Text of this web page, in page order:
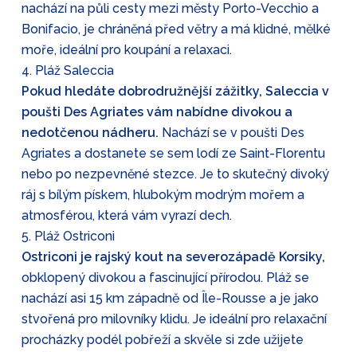
nachází na půli cesty mezi městy Porto-Vecchio a
Bonifacio, je chráněná před větry a má klidné, mělké
moře, ideální pro koupání a relaxaci.
4. Pláž Saleccia
Pokud hledáte dobrodružnější zážitky, Saleccia v
poušti Des Agriates vám nabídne divokou a
nedotčenou nádheru. Nachází se v poušti Des
Agriates a dostanete se sem lodí ze Saint-Florentu
nebo po nezpevněné stezce. Je to skutečný divoký
ráj s bílým pískem, hlubokým modrým mořem a
atmosférou, která vám vyrazí dech.
5. Pláž Ostriconi
Ostriconi je rajský kout na severozápadě Korsiky,
obklopený divokou a fascinující přírodou. Pláž se
nachází asi 15 km západně od Île-Rousse a je jako
stvořená pro milovníky klidu. Je ideální pro relaxační
procházky podél pobřeží a skvěle si zde užijete